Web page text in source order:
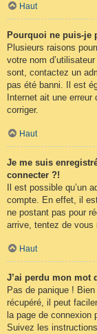
Haut
Pourquoi ne puis-je
Plusieurs raisons
votre nom
sont, contactez un
pas été banni. Il est
Internet ait une
corriger.
Haut
Je me suis
connecter ?!
Il est possible qu’un
compte. En effet, il
ne postant pas pour
arrive, tentez de vous
Haut
J’ai perdu mon mot
Pas de panique !
récupéré, il peut
la page de connexion
Suivez les